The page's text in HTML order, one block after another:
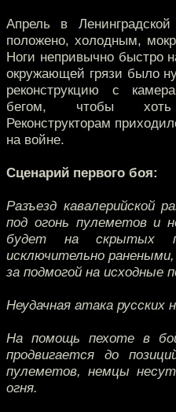
Апрель в
положено, холодным,
Ноги непривычно быстро
окружающей грязи было
реконструкцию с
бегом, чтобы хоть
Реконструкторам
на войне.
Сценарий первого боя:
Разъезд кавалерийской
под огонь пулеметов и
будет на скрытых
исключительно
за подмогой на исходные
Неудачная атака русских
На помощь пехоте в
продвигается до
пулеметов, немцы
огня.